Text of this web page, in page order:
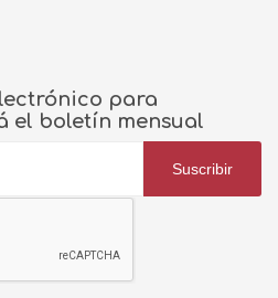
para
el boletín mensual
Suscribir